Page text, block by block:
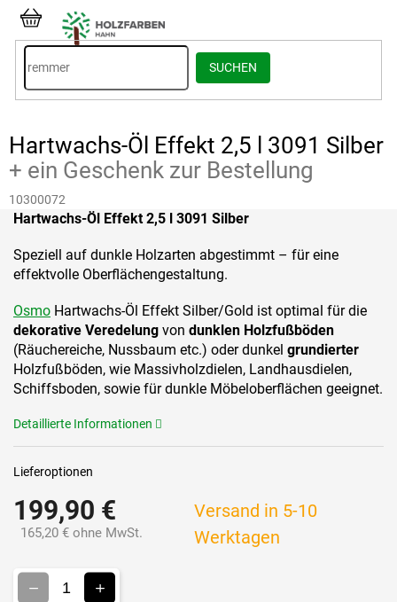
Inhalt
springen
SUCHEN
WARENKORB
Hartwachs-Öl Effekt 2,5 l 3091 Silber
+ ein Geschenk zur Bestellung
10300072
199,90 €
165,20 € ohne MwSt.
Versand in 5-10
Werktagen
Lieferoptionen
Hartwachs-Öl Effekt 2,5 l 3091 Silber
Speziell auf dunkle Holzarten abgestimmt – für eine
effektvolle Oberflächengestaltung.
Osmo Hartwachs-Öl Effekt Silber/Gold ist optimal für die
dekorative Veredelung von dunklen Holzfußböden
(Räuchereiche, Nussbaum etc.) oder dunkel grundierter
Holzfußböden, wie Massivholzdielen, Landhausdielen,
Schiffsboden, sowie für dunkle Möbeloberflächen geeignet.
Detaillierte Informationen